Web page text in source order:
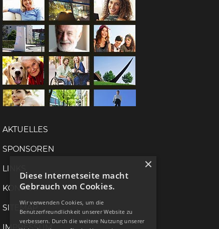
AKTUELLES
SPONSOREN
LINKS
KONTAKT
SITEMAP
×
Diese Internetseite macht
Gebrauch von Cookies.
Wir verwenden Cookies, um die
Benutzerfreundlichkeit unserer Website zu
verbessern. Durch die weitere Nutzung unserer